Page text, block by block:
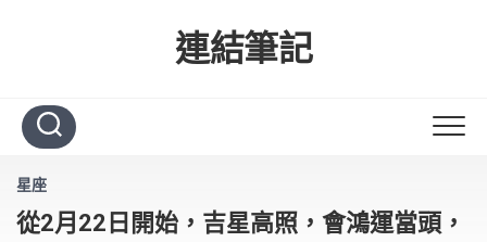
連結筆記
星座
從2月22日開始，吉星高照，會鴻運當頭，